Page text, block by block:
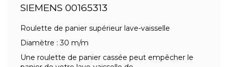
SIEMENS 00165313
Roulette de panier supérieur lave-vaisselle
Diamètre : 30 m/m
Une roulette de panier cassée peut empêcher le